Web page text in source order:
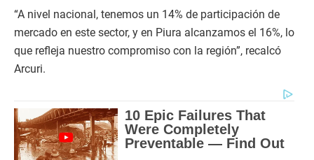
“A nivel nacional, tenemos un 14% de participación de
mercado en este sector, y en Piura alcanzamos el 16%, lo
que refleja nuestro compromiso con la región”, recalcó
Arcuri.